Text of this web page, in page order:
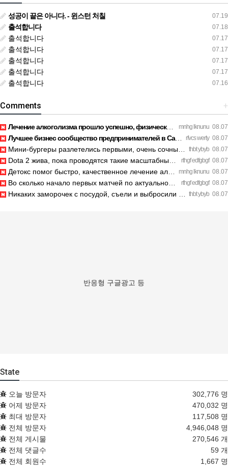
07.19
성공이 끝은 아니다. - 윈스턴 처칠
07.18
출석합니다
07.17
출석합니다
07.17
출석합니다
07.17
출석합니다
07.17
출석합니다
07.16
출석합니다
+
Comments
mnhg lknunu 08.07
Лечение алкоголизма прошло успешно, физической тяги больше н…
rfvcs werty 08.07
Лучшее бизнес сообщество предпринимателей в Санкт-Петербурге…
thbt ybyb 08.07
Мини-бургеры разлетелись первыми, очень сочные. https://inte…
rthgf edfgbgf 08.07
Dota 2 жива, пока проводятся такие масштабные турниры. https…
mnhg lknunu 08.07
Детокс помог быстро, качественное лечение алкоголизма Санкт-…
rthgf edfgbgf 08.07
Во сколько начало первых матчей по актуальному расписанию? h…
thbt ybyb 08.07
Никаких заморочек с посудой, съели и выбросили шпажки. https…
반응형 구글광고 등
State
오늘 방문자
302,776 명
어제 방문자
470,032 명
최대 방문자
117,508 명
전체 방문자
4,946,048 명
전체 게시물
270,546 개
전체 댓글수
59 개
전체 회원수
1,667 명